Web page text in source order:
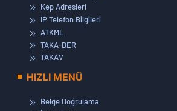
Kep Adresleri
IP Telefon Bilgileri
ATKML
TAKA-DER
TAKAV
HIZLI MENÜ
Belge Doğrulama